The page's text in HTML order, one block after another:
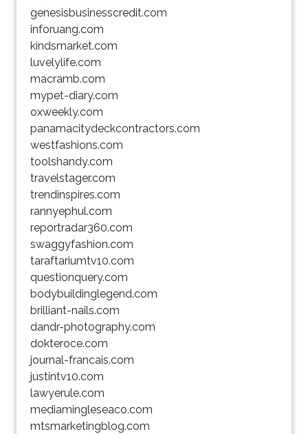
genesisbusinesscredit.com
inforuang.com
kindsmarket.com
luvelylife.com
macramb.com
mypet-diary.com
oxweekly.com
panamacitydeckcontractors.com
westfashions.com
toolshandy.com
travelstager.com
trendinspires.com
rannyephul.com
reportradar360.com
swaggyfashion.com
taraftariumtv10.com
questionquery.com
bodybuildinglegend.com
brilliant-nails.com
dandr-photography.com
dokteroce.com
journal-francais.com
justintv10.com
lawyerule.com
mediamingleseaco.com
mtsmarketingblog.com